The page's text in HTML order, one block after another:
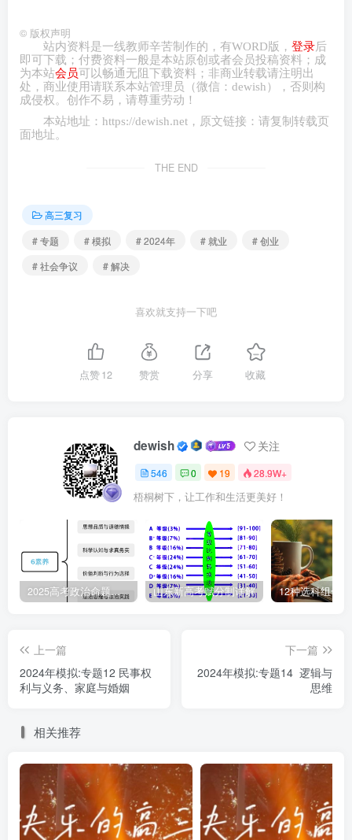
利，福利结束了，当然要收费。消费者对此并不认同，呼吁
相关部门及时出手，依法介入。据此，下列说法正确的是(
)
①软件收费是通过市场机制来确定价格，政府不得进行
择权
③相关部门应加强和优化公共服务，呵护法治化的市场
秩序
④需要通过市场监管优化有为政府职能，助力有效市场
A．①② B．①③ C．②④ D．③④
了特等奖，奖品为某品牌汽车1年的使用权。兑奖时，商场称
该奖项由提供汽车的第三方兑现，需要支付押金及汽车使用
期间的保险费用，张某表示开奖时并未告知需要交费，拒绝
经调查，法院对商场的抗辩意见不予采纳。据此，下列说法
正确的是( )
①张某参与商场抽奖中奖是承诺行为，双方之间的合同
②商场以张某不交纳费用为由拒绝兑奖，侵犯了张某自
主选择权
③商场应遵循诚信原则，不能在抽奖活动后单方面增设
④法院应判定商场继续履行合同，兑付奖项，并做出惩
罚性赔偿
© 版权声明
站内资料是一线教师辛苦制作的，有WORD版， 登录后
即可下载；付费资料一般是本站原创或者会员投稿资料；成
为本站会员可以畅通无阻下载资料；非商业转载请注明出
处，商业使用请联系本站管理员（微信： dewish ），否则构
成侵权。创作不易，请尊重劳动！
本站地址： https://dewish.net ，原文链接：请复制转载页
面地址。
THE END
高三复习
# 专题
# 模拟 # 2024年 # 就业
# 创业
# 社会争议
# 解决
喜欢就支持一下吧
点赞12 赞赏 分享 收藏
dewish 关注
546 0 19 28.9W+
梧桐树下，让工作和生活更美好！
2025高考政治命题纲要解读 山东新高考赋分制详解 12种选科组合
上一篇
2024年模拟:专题12 民事权
利与义务、家庭与婚姻
下一篇
2024年模拟:专题14 逻辑与
思维
相关推荐